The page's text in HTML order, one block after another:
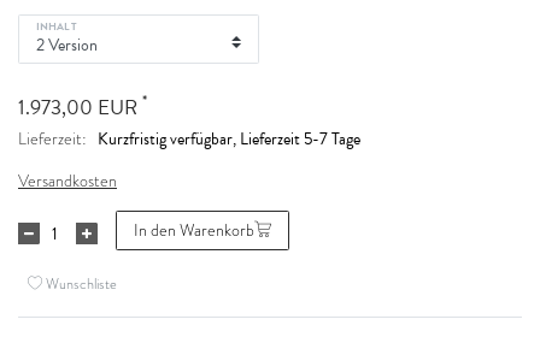
INHALT
1.973,00 EUR *
Lieferzeit: Kurzfristig verfügbar, Lieferzeit 5-7 Tage
Versandkosten
In den Warenkorb
Wunschliste